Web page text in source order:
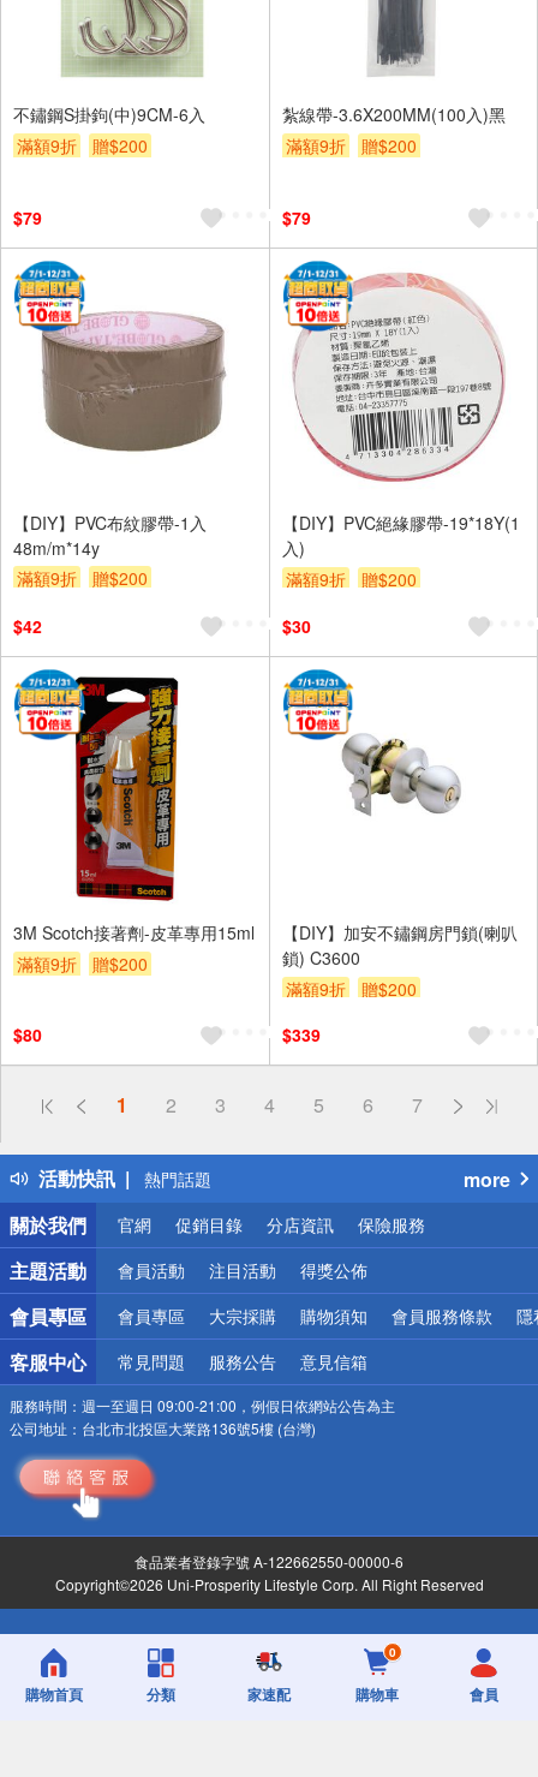
不鏽鋼S掛鉤(中)9CM-6入
滿額9折
贈$200
$79
紮線帶-3.6X200MM(100入)黑
滿額9折
贈$200
$79
【DIY】PVC布紋膠帶-1入
48m/m*14y
滿額9折
贈$200
$42
【DIY】PVC絕緣膠帶-19*18Y(1
入)
滿額9折
贈$200
$30
3M Scotch接著劑-皮革專用15ml
滿額9折
贈$200
$80
【DIY】加安不鏽鋼房門鎖(喇叭
鎖) C3600
滿額9折
贈$200
$339
1 2 3 4 5 6 7
活動快訊
偏遠地區配送
得獎公告
熱門話題
銀行優惠
偏遠地區配送
詐騙網頁！請小心！
more
關於我們
官網 促銷目錄 分店資訊 保險服務
主題活動 會員活動 注目活動 得獎公佈
會員專區 會員專區 大宗採購 購物須知 會員服務條款 隱
客服中心 常見問題 服務公告 意見信箱
服務時間： 週一至週日 09:00-21:00，例假日依網站公告為主
公司地址： 台北市北投區大業路136號5樓 (台灣)
食品業者登錄字號 A-122662550-00000-6
Copyright©2026 Uni-Prosperity Lifestyle Corp. All Right Reserved
購物首頁 分類 家速配
0
購物車 會員